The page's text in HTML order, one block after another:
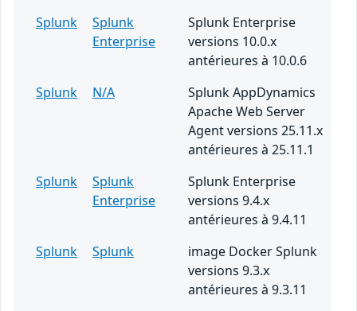
Splunk
Splunk
Enterprise
Splunk Enterprise
versions 10.0.x
antérieures à 10.0.6
Splunk
N/A
Splunk AppDynamics
Apache Web Server
Agent versions 25.11.x
antérieures à 25.11.1
Splunk
Splunk
Enterprise
Splunk Enterprise
versions 9.4.x
antérieures à 9.4.11
Splunk
Splunk
image Docker Splunk
versions 9.3.x
antérieures à 9.3.11